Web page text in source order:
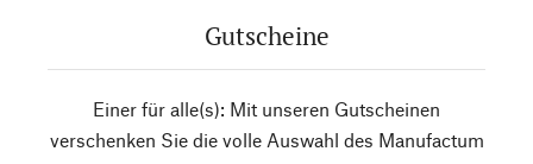
Gutscheine
Einer für alle(s): Mit unseren Gutscheinen
verschenken Sie die volle Auswahl des Manufactum